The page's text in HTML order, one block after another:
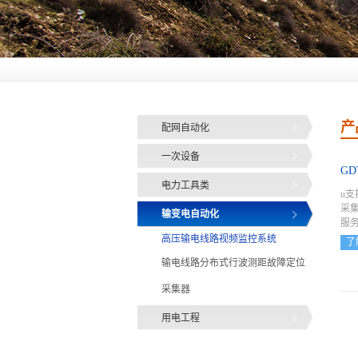
配网自动化
一次设备
电力工具类
输变电自动化
高压输电线路视频监控系统
输电线路分布式行波测距故障定位
采集器
用电工程
u支
采
服